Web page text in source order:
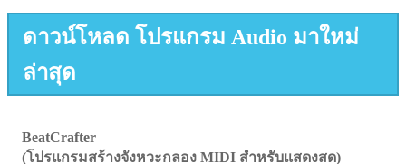
ดาวน์โหลด โปรแกรม Audio มาใหม่
ล่าสุด
BeatCrafter
(โปรแกรมสร้างจังหวะกลอง MIDI สำหรับแสดงสด)